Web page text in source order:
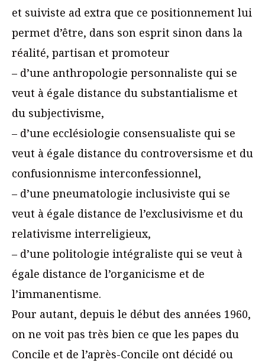
et suiviste ad extra que ce positionnement lui
permet d’être, dans son esprit sinon dans la
réalité, partisan et promoteur
– d’une anthropologie personnaliste qui se
veut à égale distance du substantialisme et
du subjectivisme,
– d’une ecclésiologie consensualiste qui se
veut à égale distance du controversisme et du
confusionnisme interconfessionnel,
– d’une pneumatologie inclusiviste qui se
veut à égale distance de l’exclusivisme et du
relativisme interreligieux,
– d’une politologie intégraliste qui se veut à
égale distance de l’organicisme et de
l’immanentisme.
Pour autant, depuis le début des années 1960,
on ne voit pas très bien ce que les papes du
Concile et de l’après-Concile ont décidé ou